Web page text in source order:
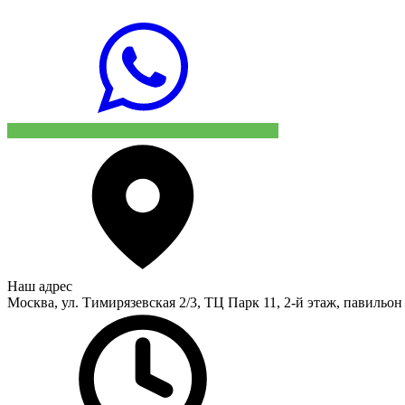
Наш адрес
Москва, ул. Тимирязевская 2/3, ТЦ Парк 11, 2-й этаж,